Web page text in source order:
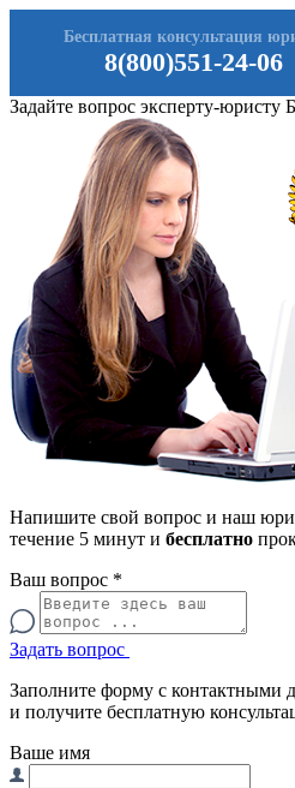
8(800)551-24-06
Бесплатная консультация
Задайте вопрос эксперту-
Напишите свой вопрос и наш
течение 5 минут и бесплатно
Ваш вопрос *
Задать вопрос
Заполните форму с контактными
и получите бесплатную
Ваше имя